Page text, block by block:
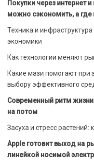
Покупки через интернет
можно сэкономить, а где
Техника и
экономики
Как технологии меняют
Какие мази помогают при
выбору эффективного
Современный ритм жизни
на потом
Засуха и стресс
Apple готовит выход на
линейкой носимой